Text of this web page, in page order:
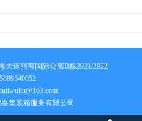
大道丽弯国际公寓B栋2921/2922
集装箱服务有限公司